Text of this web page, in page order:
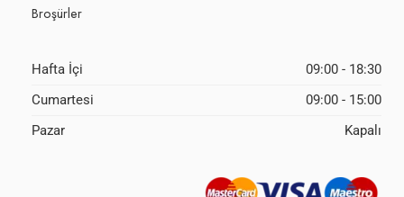
Broşürler
Hafta İçi
09:00 - 18:30
Cumartesi
09:00 - 15:00
Pazar
Kapalı